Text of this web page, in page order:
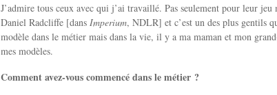
J’admire tous ceux avec qui j’ai travaillé. Pas seulement pour leur
Daniel Radcliffe [dans Imperium, NDLR] et c’est un des plus gentils
modèle dans le métier mais dans la vie, il y a ma maman et mon
mes modèles.
Comment avez-vous commencé dans le métier ?